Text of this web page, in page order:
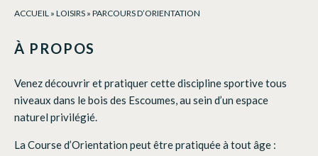
ACCUEIL » LOISIRS » PARCOURS D’ORIENTATION
À PROPOS
Venez découvrir et pratiquer cette discipline sportive tous
niveaux dans le bois des Escoumes, au sein d’un espace
naturel privilégié.
La Course d’Orientation peut être pratiquée à tout âge :